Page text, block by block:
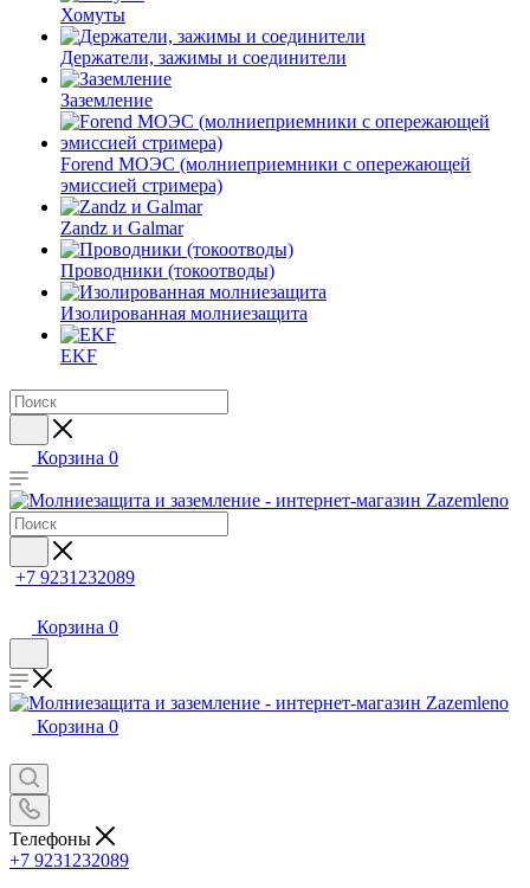
Хомуты
Держатели, зажимы и соединители
Заземление
Forend МОЭС (молниеприемники с опережающей
эмиссией стримера)
Zandz и Galmar
Проводники (токоотводы)
Изолированная молниезащита
EKF
Корзина 0
+7 9231232089
Корзина 0
Корзина 0
Телефоны
+7 9231232089